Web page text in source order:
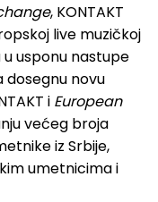
, KONTAKT
live muzičkoj
usponu nastupe
dosegnu novu
i European
većeg broja
iz Srbije,
umetnicima i